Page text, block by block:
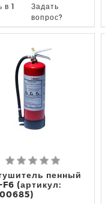
в 1
Задать
вопрос?
пенный
F6 (артикул: